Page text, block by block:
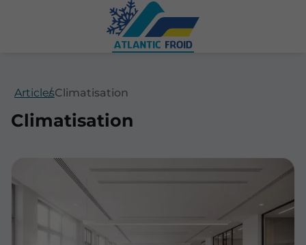
ArticlesClimatisation
Climatisation